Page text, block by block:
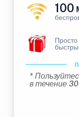
100
Просто
*
в течение